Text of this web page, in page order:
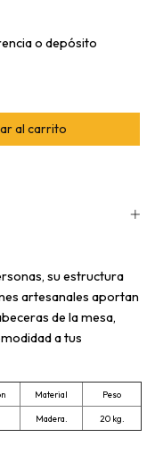
o depósito
su estructura
artesanales aportan
de la mesa,
a tus
Material Peso
Madera. 20 kg.